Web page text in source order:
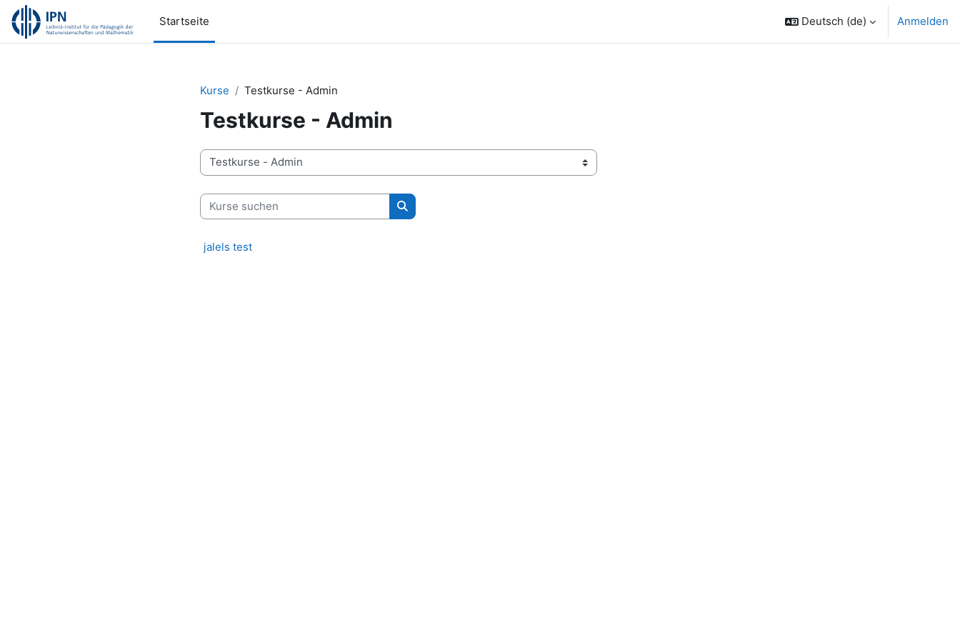
Zum Hauptinhalt
Startseite
Deutsch ‎(de)‎ Anmelden
Kurse Testkurse - Admin
Testkurse - Admin
Kursbereiche
Kurse suchen
Kurse suchen
jalels test